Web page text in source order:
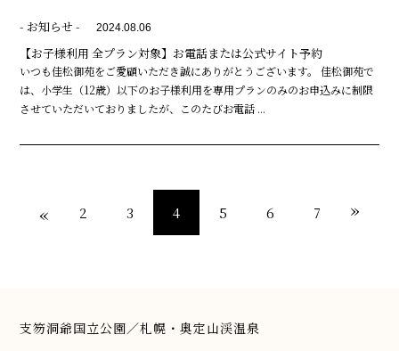
- お知らせ - 2024.08.06
【お子様利用 全プラン対象】お電話または公式サイト予約
いつも佳松御苑をご愛顧いただき誠にありがとうございます。 佳松御苑で
は、小学生（12歳）以下のお子様利用を専用プランのみのお申込みに制限
させていただいておりましたが、このたびお電話 ...
« 2 3 4 5 6 7 »
支笏洞爺国立公園／札幌・奥定山渓温泉